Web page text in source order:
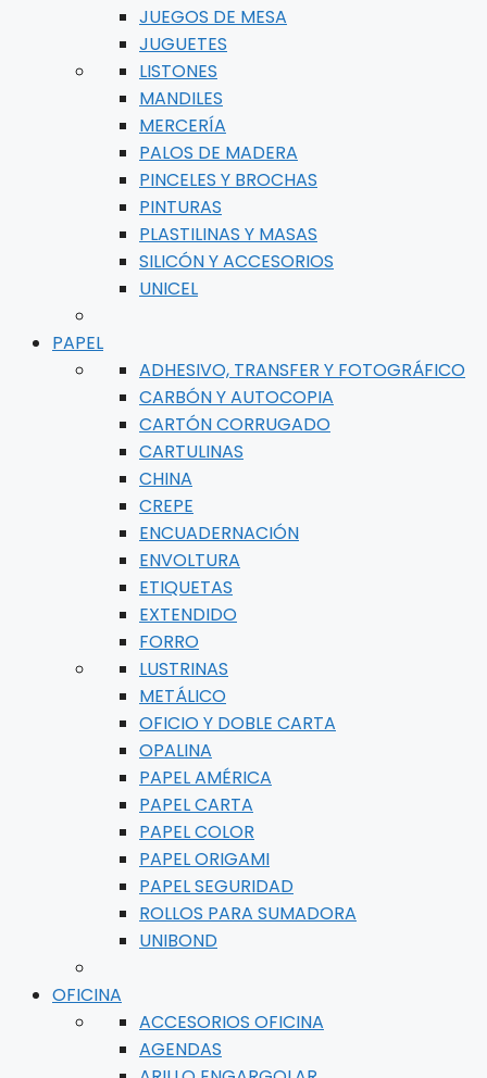
JUEGOS DE MESA
JUGUETES
LISTONES
MANDILES
MERCERÍA
PALOS DE MADERA
PINCELES Y BROCHAS
PINTURAS
PLASTILINAS Y MASAS
SILICÓN Y ACCESORIOS
UNICEL
PAPEL
ADHESIVO, TRANSFER Y FOTOGRÁFICO
CARBÓN Y AUTOCOPIA
CARTÓN CORRUGADO
CARTULINAS
CHINA
CREPE
ENCUADERNACIÓN
ENVOLTURA
ETIQUETAS
EXTENDIDO
FORRO
LUSTRINAS
METÁLICO
OFICIO Y DOBLE CARTA
OPALINA
PAPEL AMÉRICA
PAPEL CARTA
PAPEL COLOR
PAPEL ORIGAMI
PAPEL SEGURIDAD
ROLLOS PARA SUMADORA
UNIBOND
OFICINA
ACCESORIOS OFICINA
AGENDAS